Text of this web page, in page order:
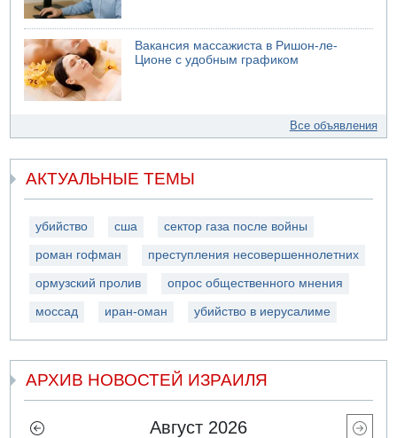
Вакансия массажиста в Ришон-ле-
Ционе с удобным графиком
Все объявления
АКТУАЛЬНЫЕ ТЕМЫ
убийство сша сектор газа после войны
роман гофман преступления несовершеннолетних
ормузский пролив опрос общественного мнения
моссад иран-оман убийство в иерусалиме
АРХИВ НОВОСТЕЙ ИЗРАИЛЯ
Август 2026